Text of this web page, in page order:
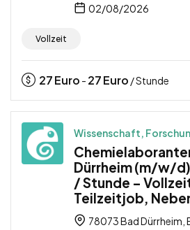
02/08/2026
Vollzeit
27Euro - 27Euro / Stunde
Wissenschaft,
Dürrheim (m/w/
/ Stunde –
Teilzeitjob,
78073 Bad Dürrheim,